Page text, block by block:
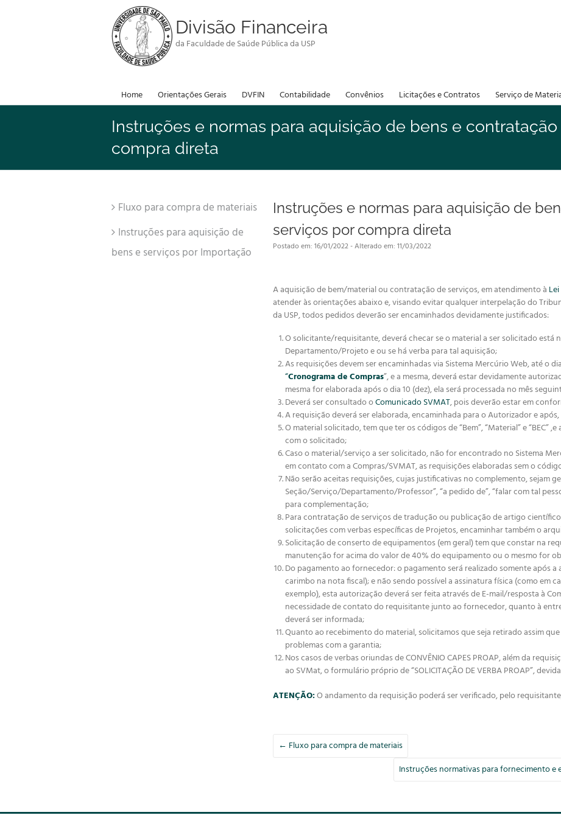
Divisão Financeira
da Faculdade de Saúde Pública da USP
Home Orientações Gerais DVFIN Contabilidade Convênios Licitações e Contratos Serviço de
Instruções e normas para aquisição de bens e
compra direta
Instruções e normas para aquisição de
serviços por compra direta
Postado em: 16/01/2022 - Alterado em: 11/03/2022
A aquisição de bem/material ou contratação de serviços, em atendimento à
atender às orientações abaixo e, visando evitar qualquer interpelação do
da USP, todos pedidos deverão ser encaminhados devidamente justificados:
O solicitante/requisitante, deverá checar se o material a ser solicitado está
Departamento/Projeto e ou se há verba para tal aquisição;
As requisições devem ser encaminhadas via Sistema Mercúrio Web, até o
“Cronograma de Compras”, e a mesma, deverá estar devidamente
mesma for elaborada após o dia 10 (dez), ela será processada no mês
Deverá ser consultado oComunicado SVMAT, pois deverão estar em
A requisição deverá ser elaborada, encaminhada para o Autorizador e
O material solicitado, tem que ter os códigos de “Bem”, “Material” e “BEC”
com o solicitado;
Caso o material/serviço a ser solicitado, não for encontrado no Sistema
em contato com a Compras/SVMAT, as requisições elaboradas sem o
Não serão aceitas requisições, cujas justificativas no complemento, sejam
Seção/Serviço/Departamento/Professor”, “a pedido de”, “falar com tal
para complementação;
Para contratação de serviços de tradução ou publicação de artigo
solicitações com verbas específicas de Projetos, encaminhar também o
Solicitação de conserto de equipamentos (em geral) tem que constar na
manutenção for acima do valor de 40% do equipamento ou o mesmo for
Do pagamento ao fornecedor: o pagamento será realizado somente após
carimbo na nota fiscal); e não sendo possível a assinatura física (como em
exemplo), esta autorização deverá ser feita através de E-mail/resposta à
necessidade de contato do requisitante junto ao fornecedor, quanto à
deverá ser informada;
Quanto ao recebimento do material, solicitamos que seja retirado assim
problemas com a garantia;
Nos casos de verbas oriundas de CONVÊNIO CAPES PROAP, além da
ao SVMat, o formulário próprio de “SOLICITAÇÃO DE VERBA PROAP”,
ATENÇÃO:O andamento da requisição poderá ser verificado, pelo
← Fluxo para compra de materiais
Instruções normativas para fornecimento
Fluxo para compra de materiais
Instruções para aquisição de
bens e serviços por Importação